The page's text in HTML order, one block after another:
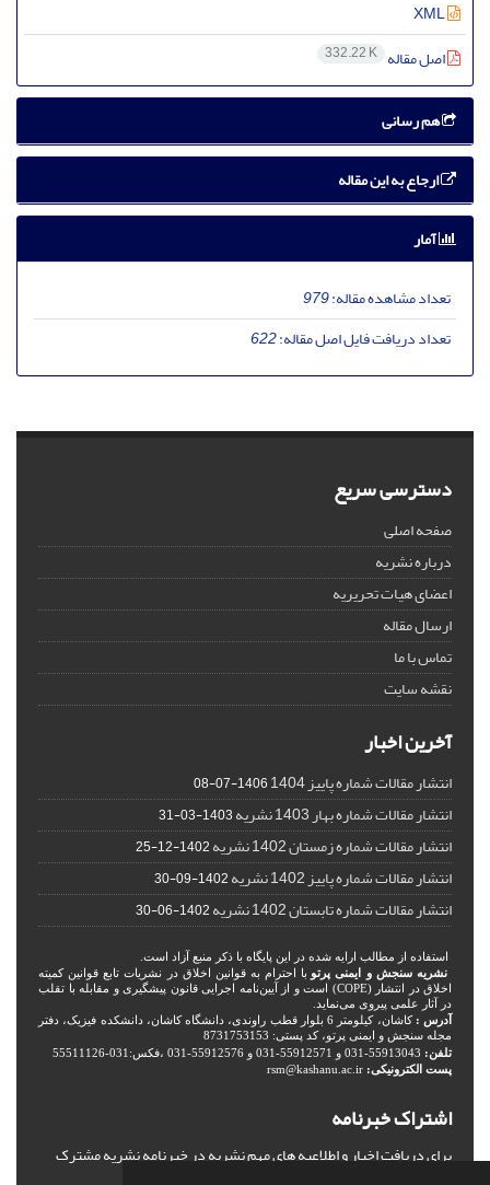
اصل مقاله 332.22 K
هم رسانی
ارجاع به این مقاله
آمار
تعداد مشاهده مقاله:979
تعداد دریافت فایل اصل مقاله:622
دسترسی سریع
صفحه اصلی
درباره نشریه
اعضای هیات تحریریه
ارسال مقاله
تماس با ما
نقشه سایت
آخرین اخبار
انتشار مقالات شماره پاییز 1404 1406-07-08
انتشار مقالات شماره بهار 1403 نشریه 1403-03-31
انتشار مقالات شماره زمستان 1402 نشریه 1402-12-25
انتشار مقالات شماره پاییز 1402 نشریه 1402-09-30
انتشار مقالات شماره تابستان 1402 نشریه 1402-06-30
استفاده از مطالب ارایه شده در این پایگاه با ذکر منبع آزاد است.
نشریه سنجش و ایمنی پرتو با احترام به قوانین اخلاق در نشریات تابع قوانین کمیته
اخلاق در انتشار (COPE) است و از آیین‌نامه اجرایی قانون پیشگیری و مقابله با تقلب
در آثار علمی پیروی می‌نماید.
آدرس :
کاشان، کیلومتر 6 بلوار قطب راوندی، دانشگاه کاشان، دانشکده فیزیک، دفتر
مجله سنجش و ایمنی پرتو، کد پستی: 8731753153
تلفن:
پست الکترونیکی: rsm@kashanu.ac.ir
اشتراک خبرنامه
برای دریافت اخبار و اطلاعیه های مهم نشریه در خبرنامه نشریه مشترک